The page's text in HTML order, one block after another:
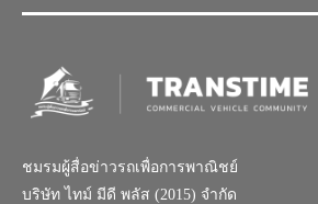
ชมรมผู้สื่อข่าวรถเพื่อการพาณิชย์
บริษัท ไทม์ มีดี พลัส (2015) จำกัด